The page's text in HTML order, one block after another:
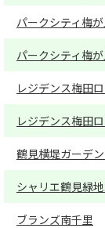
パークシティ梅
パークシティ梅
レジデンス梅田
レジデンス梅田
鶴見横堤ガーデ
シャリエ鶴見緑
ブランズ南千里